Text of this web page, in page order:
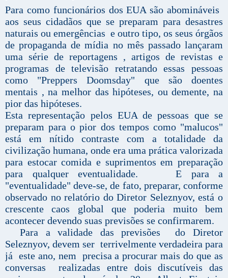
Para como funcionários dos EUA são abomináveis ​​
aos seus cidadãos que se preparam para desastres
naturais ou emergências e outro tipo, os seus órgãos
de propaganda de mídia no mês passado lançaram
uma série de reportagens , artigos de revistas e
programas de televisão retratando essas pessoas
como "Preppers Doomsday" que são doentes
mentais , na melhor das hipóteses, ou demente, na
pior das hipóteses.
Esta representação pelos EUA de pessoas que se
preparam para o pior dos tempos como "malucos"
está em nítido contraste com a totalidade da
civilização humana, onde era uma prática valorizada
para estocar comida e suprimentos em preparação
para qualquer eventualidade. E para a
"eventualidade" deve-se, de fato, preparar, conforme
observado no relatório do Diretor Seleznyov, está o
crescente caos global que poderia muito bem
acontecer devendo suas previsões se confirmarem.
Para a validade das previsões do Diretor
Seleznyov, devem ser terrivelmente verdadeira para
já este ano, nem precisa a procurar mais do que as
conversas realizadas entre dois discutíveis das